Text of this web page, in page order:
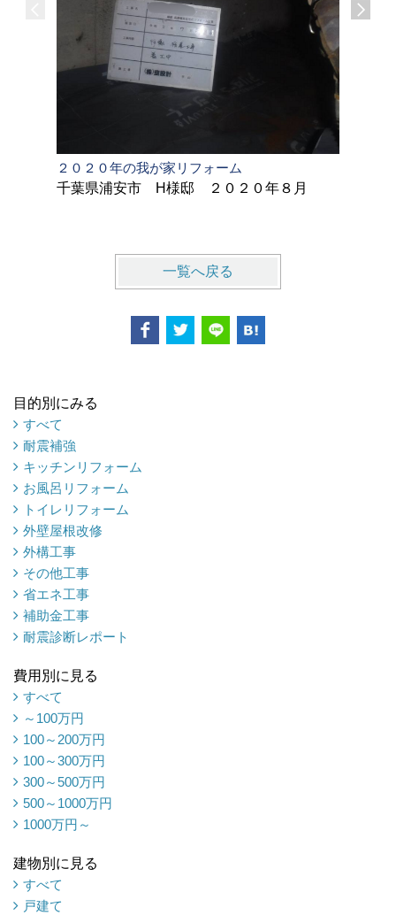
２０２０年の我が家リフォーム
千葉県浦安市 H様邸 ２０２０年８月
一覧へ戻る
目的別にみる
すべて
耐震補強
キッチンリフォーム
お風呂リフォーム
トイレリフォーム
外壁屋根改修
外構工事
その他工事
省エネ工事
補助金工事
耐震診断レポート
費用別に見る
すべて
～100万円
100～200万円
100～300万円
300～500万円
500～1000万円
1000万円～
建物別に見る
すべて
戸建て